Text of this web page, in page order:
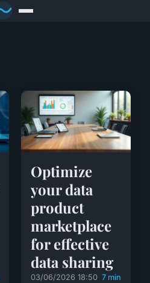
Optimize
your data
product
marketplace
for effective
data sharing
03/06/2026 18:50 7 min